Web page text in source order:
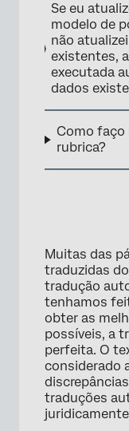
Se eu
modelo de
não
existentes,
executada
dados
Como faço
rubrica?
Muitas das
traduzidas
tradução
tenhamos
obter as
possíveis, a
perfeita. O
considerado
traduções